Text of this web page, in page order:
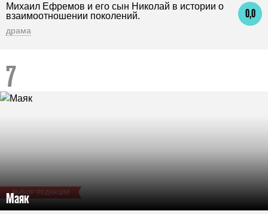
0,0
Михаил Ефремов и его сын Николай в истории о
взаимоотношении поколений.
драма
ВЫБОР РЕДАКЦИИ
Маяк